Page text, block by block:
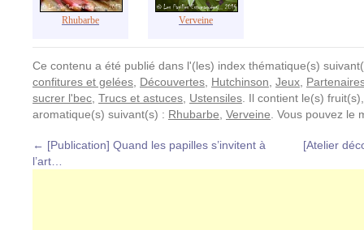
Rhubarbe Verveine
Ce contenu a été publié dans l'(les) index thématique(s)
confitures et gelées Découvertes Hutchinson Jeux
sucrer l'bec Trucs et astuces Ustensiles . Il contient le(s)
aromatique(s) suivant(s) : Rhubarbe Verveine . Vous pouvez
← [Publication] Quand les papilles s’invitent à
l’art…
[Atelier